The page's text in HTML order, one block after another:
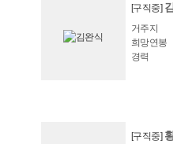
[구직중]
거주지
희망연봉
경력
[구직중]